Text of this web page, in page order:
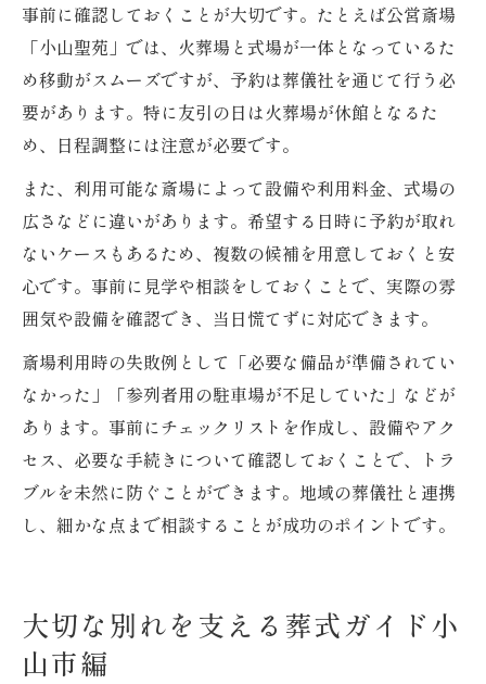
事前に確認しておくことが大切です。たとえば公営斎場
「小山聖苑」では、火葬場と式場が一体となっているた
め移動がスムーズですが、予約は葬儀社を通じて行う必
要があります。特に友引の日は火葬場が休館となるた
め、日程調整には注意が必要です。
また、利用可能な斎場によって設備や利用料金、式場の
広さなどに違いがあります。希望する日時に予約が取れ
ないケースもあるため、複数の候補を用意しておくと安
心です。事前に見学や相談をしておくことで、実際の雰
囲気や設備を確認でき、当日慌てずに対応できます。
斎場利用時の失敗例として「必要な備品が準備されてい
なかった」「参列者用の駐車場が不足していた」などが
あります。事前にチェックリストを作成し、設備やアク
セス、必要な手続きについて確認しておくことで、トラ
ブルを未然に防ぐことができます。地域の葬儀社と連携
し、細かな点まで相談することが成功のポイントです。
大切な別れを支える葬式ガイド小
山市編